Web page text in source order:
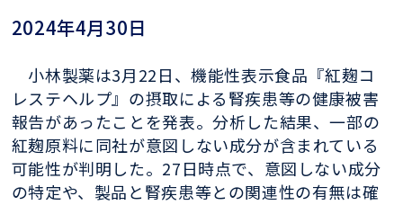
2024年4月30日
小林製薬は3月22日、機能性表示食品『紅麹コ
レステヘルプ』の摂取による腎疾患等の健康被害
報告があったことを発表。分析した結果、一部の
紅麹原料に同社が意図しない成分が含まれている
可能性が判明した。27日時点で、意図しない成分
の特定や、製品と腎疾患等との関連性の有無は確